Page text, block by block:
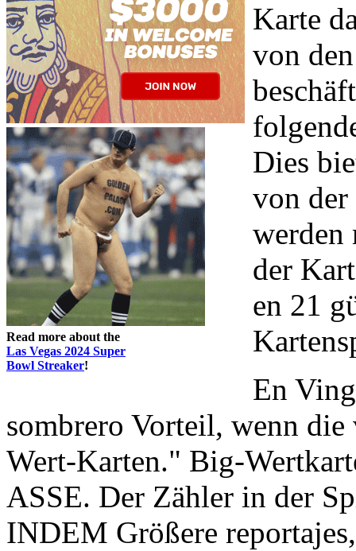
Read more about the
Las Vegas 2024 Super
Bowl Streaker!
Karte
von
Dies
von der
werden
der
en 21
En
sombrero Vorteil, wenn
Wert-Karten." Big-
ASSE. Der Zähler in der
INDEM Größere